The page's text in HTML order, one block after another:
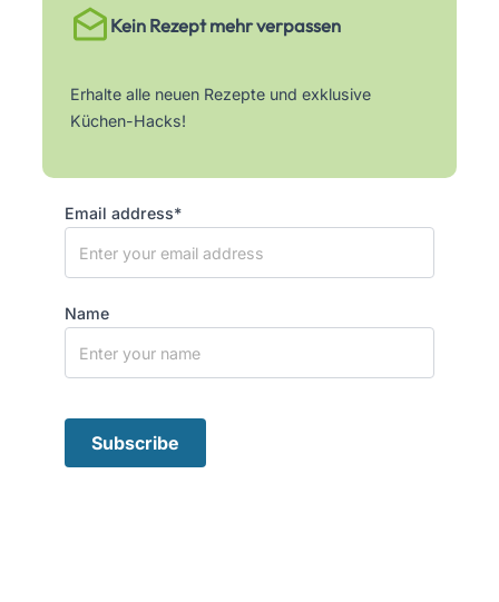
Kein Rezept mehr verpassen
Erhalte alle neuen Rezepte und exklusive
Küchen-Hacks!
Email address*
Name